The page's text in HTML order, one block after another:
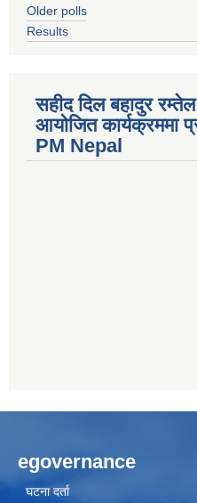
Older polls
Results
सहीद दिल बहादुर
आयोजित कार्यक्रममा
PM Nepal
egovernance
घटना दर्ता